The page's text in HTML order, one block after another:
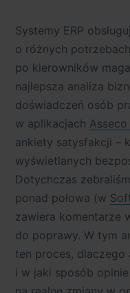
Systemy ERP
o różnych
po kierowników
najlepsza analiza
doświadczeń osób
w aplikacjach Asseco
ankiety satysfakcji –
wyświetlanych
Dotychczas
ponad połowa (w
zawiera komentarze
do poprawy. W tym
ten proces,
i w jaki sposób